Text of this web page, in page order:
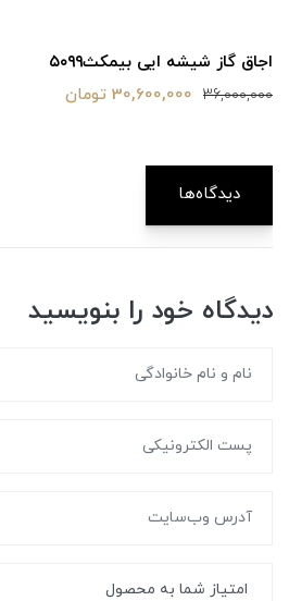
اجاق گاز شیشه ایی بیمکث۵۰۹۹
36,000,000 30,600,000 تومان
دیدگاه‌ها
دیدگاه خود را بنویسید